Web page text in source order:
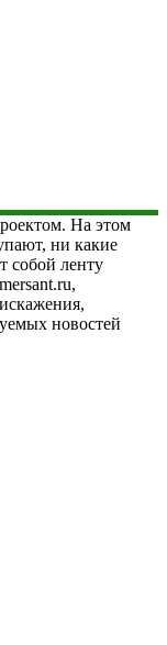
На этом
ни какие
собой ленту
новостей